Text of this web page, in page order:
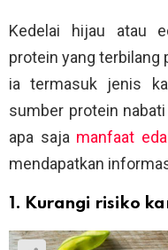
Kedelai hijau atau
protein yang terbilang
ia termasuk jenis
sumber protein
apa saja manfaat
mendapatkan
1. Kurangi risiko